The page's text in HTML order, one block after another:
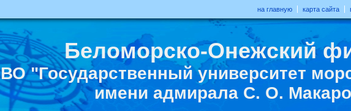
на главную карта сайта
Беломорско-Онежский
"Государственный университет
имени адмирала С. О.